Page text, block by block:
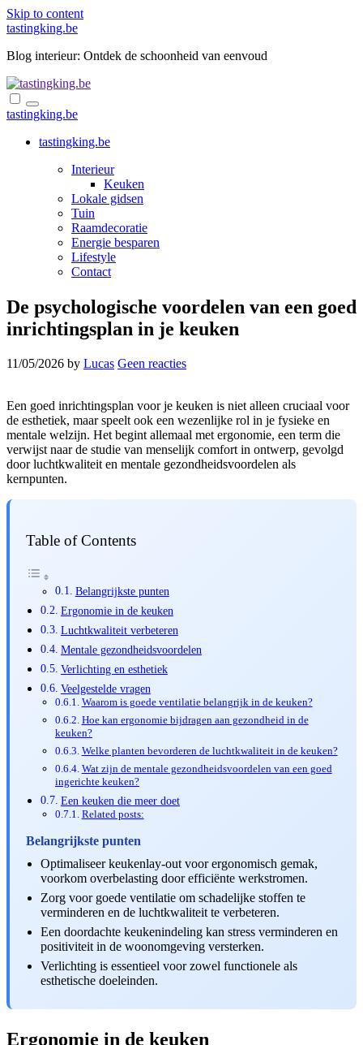
Skip to content
tastingking.be
Blog interieur: Ontdek de schoonheid van eenvoud
tastingking.be
tastingking.be
Interieur
Keuken
Lokale gidsen
Tuin
Raamdecoratie
Energie besparen
Lifestyle
Contact
De psychologische voordelen van een goed
inrichtingsplan in je keuken
11/05/2026 by Lucas Geen reacties
Een goed inrichtingsplan voor je keuken is niet alleen cruciaal voor
de esthetiek, maar speelt ook een wezenlijke rol in je fysieke en
mentale welzijn. Het begint allemaal met ergonomie, een term die
verwijst naar de studie van menselijk comfort in ontwerp, gevolgd
door luchtkwaliteit en mentale gezondheidsvoordelen als
kernpunten.
Table of Contents
Belangrijkste punten
Ergonomie in de keuken
Luchtkwaliteit verbeteren
Mentale gezondheidsvoordelen
Verlichting en esthetiek
Veelgestelde vragen
Waarom is goede ventilatie belangrijk in de keuken?
Hoe kan ergonomie bijdragen aan gezondheid in de
keuken?
Welke planten bevorderen de luchtkwaliteit in de keuken?
Wat zijn de mentale gezondheidsvoordelen van een goed
ingerichte keuken?
Een keuken die meer doet
Related posts:
Belangrijkste punten
Optimaliseer keukenlay-out voor ergonomisch gemak,
voorkom overbelasting door efficiënte werkstromen.
Zorg voor goede ventilatie om schadelijke stoffen te
verminderen en de luchtkwaliteit te verbeteren.
Een doordachte keukenindeling kan stress verminderen en
positiviteit in de woonomgeving versterken.
Verlichting is essentieel voor zowel functionele als
esthetische doeleinden.
Ergonomie in de keuken